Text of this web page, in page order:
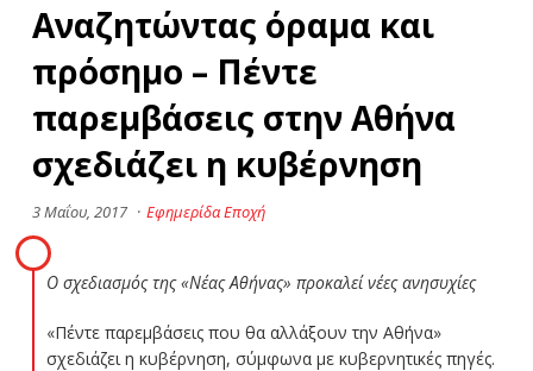
Αναζητώντας όραμα και
πρόσημο – Πέντε
παρεμβάσεις στην Αθήνα
σχεδιάζει η κυβέρνηση
3 Μαΐου, 2017 · Εφημερίδα Εποχή
Ο σχεδιασμός της «Νέας Αθήνας» προκαλεί νέες ανησυχίες
«Πέντε παρεμβάσεις που θα αλλάξουν την Αθήνα»
σχεδιάζει η κυβέρνηση, σύμφωνα με κυβερνητικές πηγές.